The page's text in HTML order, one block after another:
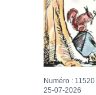
Numéro : 11520
25-07-2026